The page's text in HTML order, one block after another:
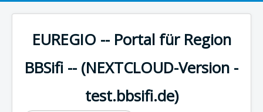
EUREGIO -- Portal für Region
BBSifi -- (NEXTCLOUD-Version -
test.bbsifi.de)